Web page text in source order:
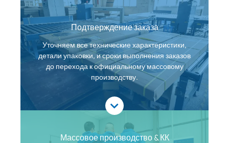
Подтверждение заказа
Уточняем все технические характеристики,
детали упаковки, и сроки выполнения заказов
до перехода к официальному массовому
производству.
Массовое производство & КК